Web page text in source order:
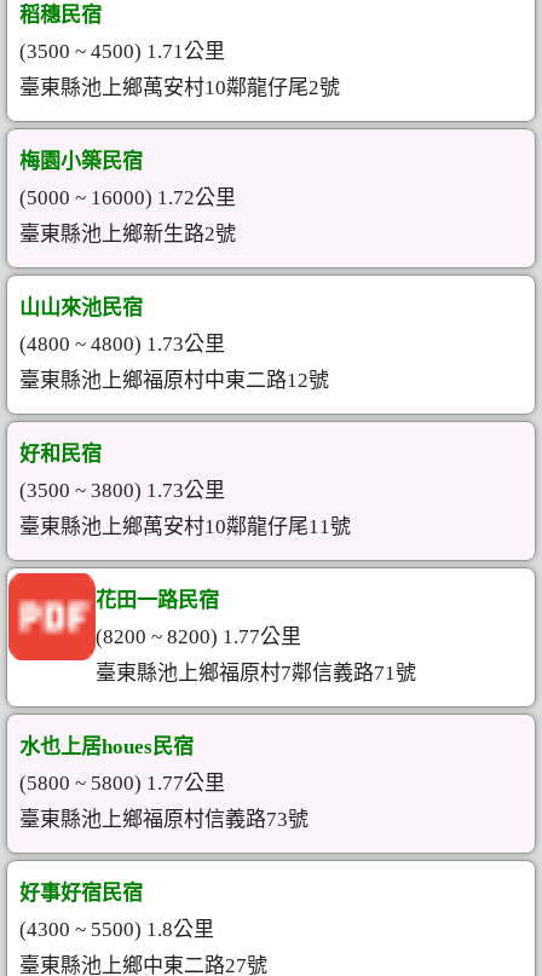
稻穗民宿
(3500 ~ 4500) 1.71公里
臺東縣池上鄉萬安村10鄰龍仔尾2號
梅園小築民宿
(5000 ~ 16000) 1.72公里
臺東縣池上鄉新生路2號
山山來池民宿
(4800 ~ 4800) 1.73公里
臺東縣池上鄉福原村中東二路12號
好和民宿
(3500 ~ 3800) 1.73公里
臺東縣池上鄉萬安村10鄰龍仔尾11號
花田一路民宿
(8200 ~ 8200) 1.77公里
臺東縣池上鄉福原村7鄰信義路71號
水也上居houes民宿
(5800 ~ 5800) 1.77公里
臺東縣池上鄉福原村信義路73號
好事好宿民宿
(4300 ~ 5500) 1.8公里
臺東縣池上鄉中東二路27號